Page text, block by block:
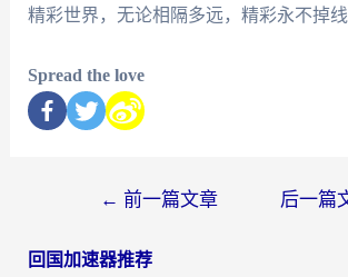
精彩世界，无论相隔多远，精彩永不掉线
Spread the love
← 前一篇文章 后一篇
回国加速器推荐